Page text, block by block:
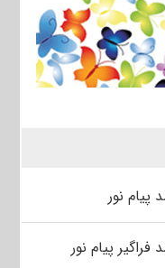
پیام نور
پیام نور